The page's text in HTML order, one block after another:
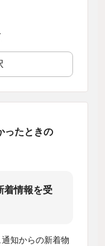
ったときの
着情報を受
知からの新着物